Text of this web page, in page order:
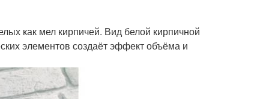
как мел кирпичей. Вид белой кирпичной
элементов создаёт эффект объёма и